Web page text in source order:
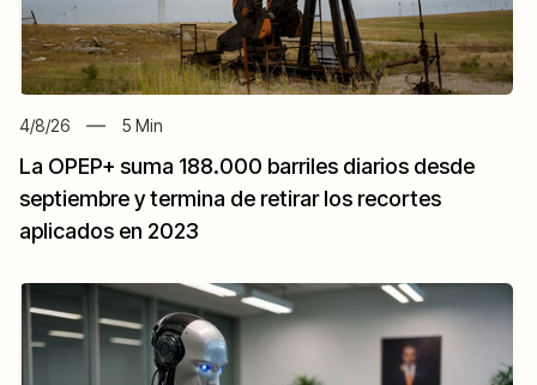
4/8/26 5 Min
La OPEP+ suma 188.000 barriles diarios desde
septiembre y termina de retirar los recortes
aplicados en 2023